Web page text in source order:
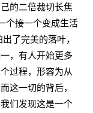
的二倍裁切长焦
个接一个变成生活
了完美的落叶，
，有人开始更多
过程，形容为从
这一切的背后，
们发现这是一个